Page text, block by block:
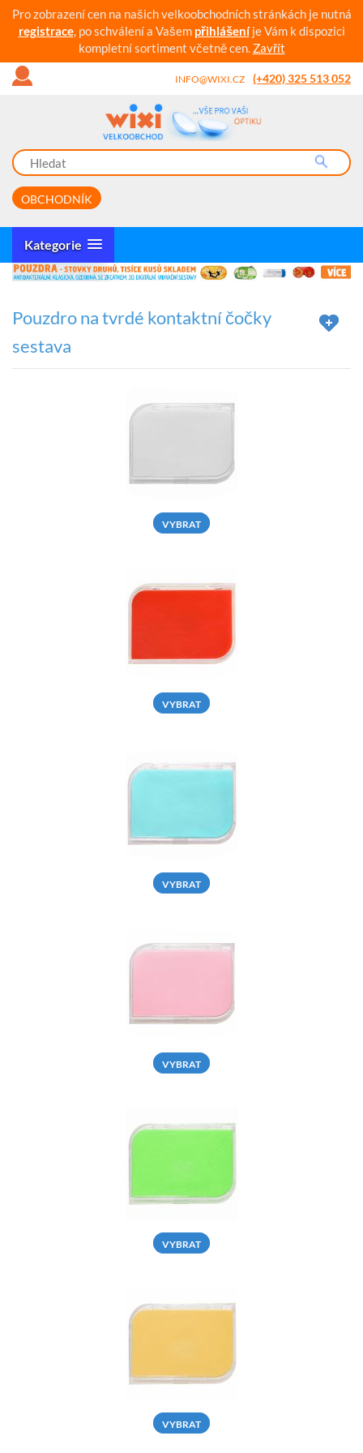
Pro zobrazení cen na našich velkoobchodních stránkách je nutná
registrace, po schválení a Vašem přihlášeníje Vám k dispozici
kompletní sortiment včetně cen. Zavřít
INFO@WIXI.CZ (+420) 325 513 052
OBCHODNÍK
Kategorie
Pouzdro na tvrdé kontaktní čočky
sestava
VYBRAT
VYBRAT
VYBRAT
VYBRAT
VYBRAT
VYBRAT